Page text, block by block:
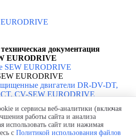
документация
EURODRIVE
EURODRIVE
CT, CV-SEW EURODRIVE
файлов cookie
и сервисы веб-аналитики (включая
работы сайта и анализа
использовать сайт или нажимая
с Политикой использования файлов